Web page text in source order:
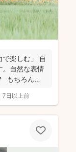
で楽しむ」 自
。自然な表情
もちろん、
7日以上前